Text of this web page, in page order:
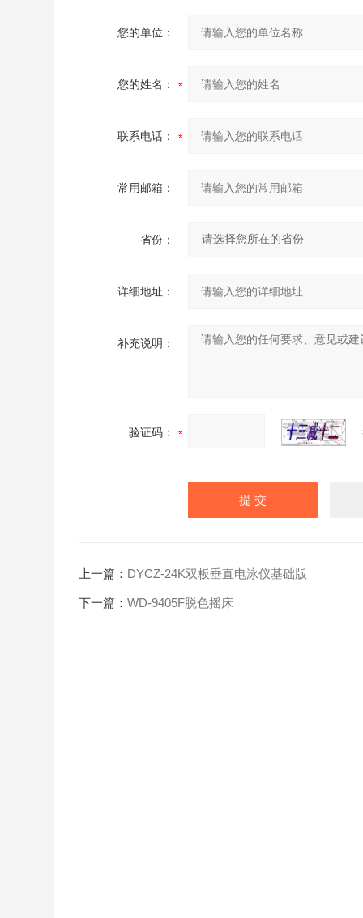
您的单位：
您的姓名：
联系电话：
常用邮箱：
省份：
详细地址：
补充说明：
验证码：
上一篇： DYCZ-24K双板垂直电泳仪基础版
下一篇：WD-9405F脱色摇床